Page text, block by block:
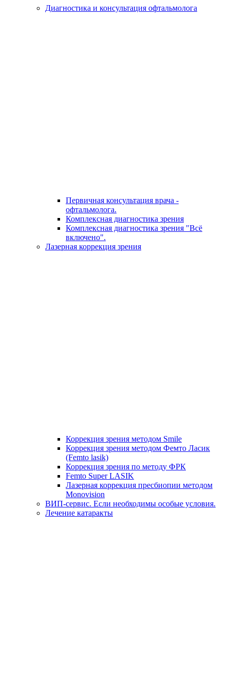
Диагностика и консультация офтальмолога
Первичная консультация врача -
офтальмолога.
Комплексная диагностика зрения
Комплексная диагностика зрения "Всё
включено".
Лазерная коррекция зрения
Коррекция зрения методом Smile
Коррекция зрения методом Фемто Ласик
(Femto lasik)
Коррекция зрения по методу ФРК
Femto Super LASIK
Лазерная коррекция пресбиопии методом
Monovision
ВИП-сервис. Если необходимы особые условия.
Лечение катаракты